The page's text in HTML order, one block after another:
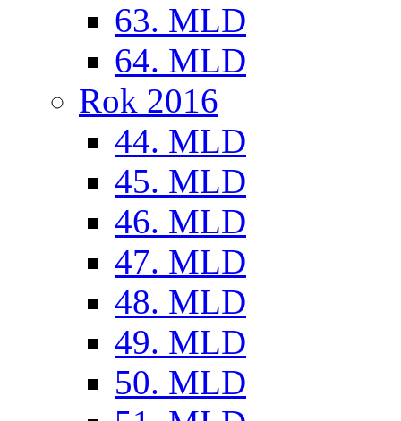
63. MLD
64. MLD
Rok 2016
44. MLD
45. MLD
46. MLD
47. MLD
48. MLD
49. MLD
50. MLD